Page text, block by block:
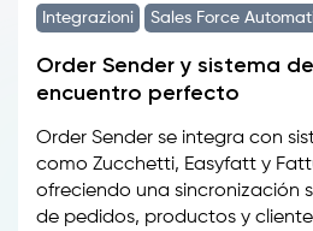
Integrazioni Sales Force
Order Sender y sistema
encuentro perfecto
Order Sender se integra con
como Zucchetti, Easyfatt y
ofreciendo una sincronización
de pedidos, productos y